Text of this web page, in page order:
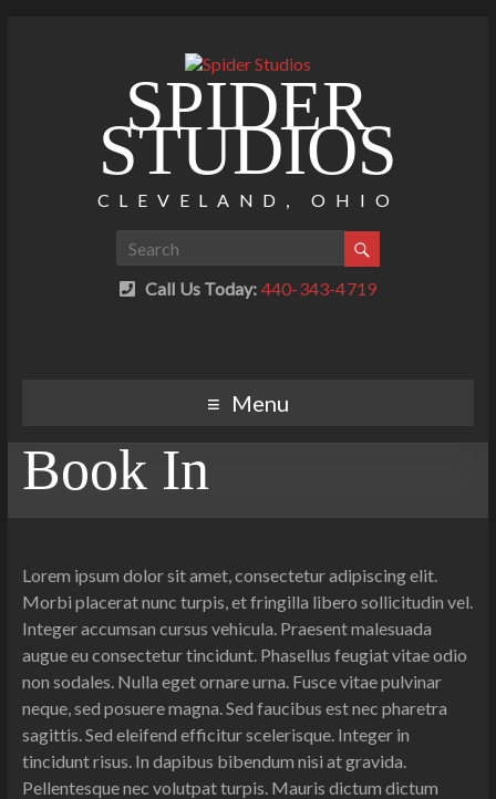
SPIDER
STUDIOS
CLEVELAND, OHIO
Call Us Today: 440-343-4719
Menu
Book In
Lorem ipsum dolor sit amet, consectetur adipiscing elit.
Morbi placerat nunc turpis, et fringilla libero sollicitudin vel.
Integer accumsan cursus vehicula. Praesent malesuada
augue eu consectetur tincidunt. Phasellus feugiat vitae odio
non sodales. Nulla eget ornare urna. Fusce vitae pulvinar
neque, sed posuere magna. Sed faucibus est nec pharetra
sagittis. Sed eleifend efficitur scelerisque. Integer in
tincidunt risus. In dapibus bibendum nisi at gravida.
Pellentesque nec volutpat turpis. Mauris dictum dictum